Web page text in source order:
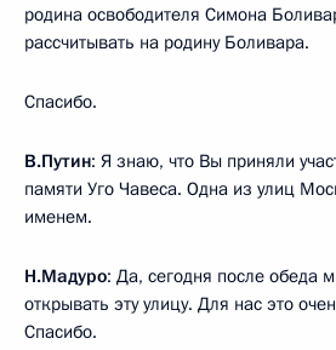
родина освободителя Симона
рассчитывать на родину Боливара.
Спасибо.
В.Путин: Я знаю, что Вы приняли
памяти Уго Чавеса. Одна из улиц
именем.
Н.Мадуро: Да, сегодня после обеда
открывать эту улицу. Для нас это
Спасибо.